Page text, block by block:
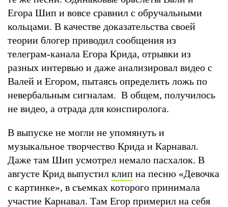
Егора Шип и вовсе сравнил с обручальными
кольцами. В качестве доказательства своей
теории блогер приводил сообщения из
телеграм-канала Егора Крида, отрывки из
разных интервью и даже анализировал видео с
Валей и Егором, пытаясь определить ложь по
невербальным сигналам. В общем, получилось
не видео, а отрада для конспиролога.
В выпуске не могли не упомянуть и
музыкальное творчество Крида и Карнавал.
Даже там Шип усмотрел немало пасхалок. В
августе Крид выпустил клип на песню «Девочка
с картинке», в съемках которого принимала
участие Карнавал. Там Егор примерил на себя